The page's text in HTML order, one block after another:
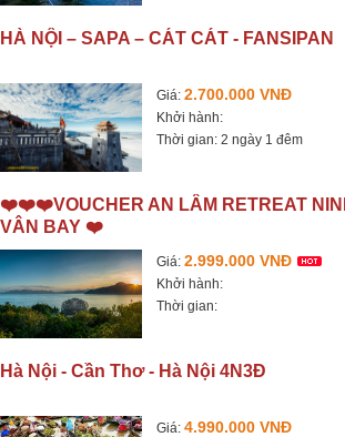
HÀ NỘI – SAPA – CÁT CÁT - FANSIPAN
Giá: 2.700.000 VNĐ
Khởi hành:
Thời gian: 2 ngày 1 đêm
❤️❤️❤️VOUCHER AN LÂM RETREAT
VÂN BAY ❤️
Giá: 2.999.000 VNĐ
Khởi hành:
Thời gian:
Hà Nội - Cần Thơ - Hà Nội 4N3Đ
Giá: 4.990.000 VNĐ